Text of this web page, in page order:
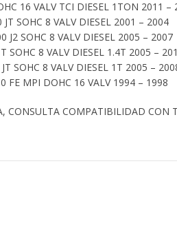
16 VALV TCI DIESEL 1TON 2011 –
SOHC 8 VALV DIESEL 2001 – 2004
J2 SOHC 8 VALV DIESEL 2005 – 2007
SOHC 8 VALV DIESEL 1.4T 2005 –
SOHC 8 VALV DIESEL 1T 2005 –
FE MPI DOHC 16 VALV 1994 – 1998
CONSULTA COMPATIBILIDAD CON